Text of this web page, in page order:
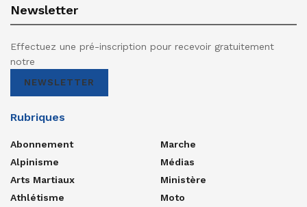
Newsletter
Effectuez une pré-inscription pour recevoir gratuitement
notre
NEWSLETTER
Rubriques
Abonnement
Alpinisme
Arts Martiaux
Athlétisme
Marche
Médias
Ministère
Moto